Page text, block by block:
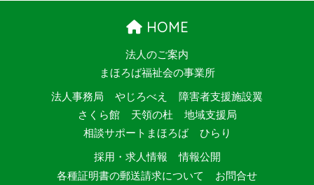
HOME
法人のご案内
まほろば福祉会の事業所
法人事務局 やじろべえ
障害者支援施設翼
さくら館
天領の杜
地域支援局
相談サポートまほろば
ひらり
採用・求人情報
情報公開
各種証明書の郵送請求について
お問合せ